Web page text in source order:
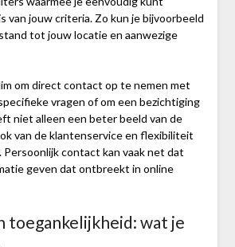
van jouw criteria. Zo kun je bijvoorbeeld
tot jouw locatie en aanwezige
om direct contact op te nemen met
vragen of om een bezichtiging
niet alleen een beter beeld van de
van de klantenservice en flexibiliteit
Persoonlijk contact kan vaak net dat
geven dat ontbreekt in online
toegankelijkheid: wat je